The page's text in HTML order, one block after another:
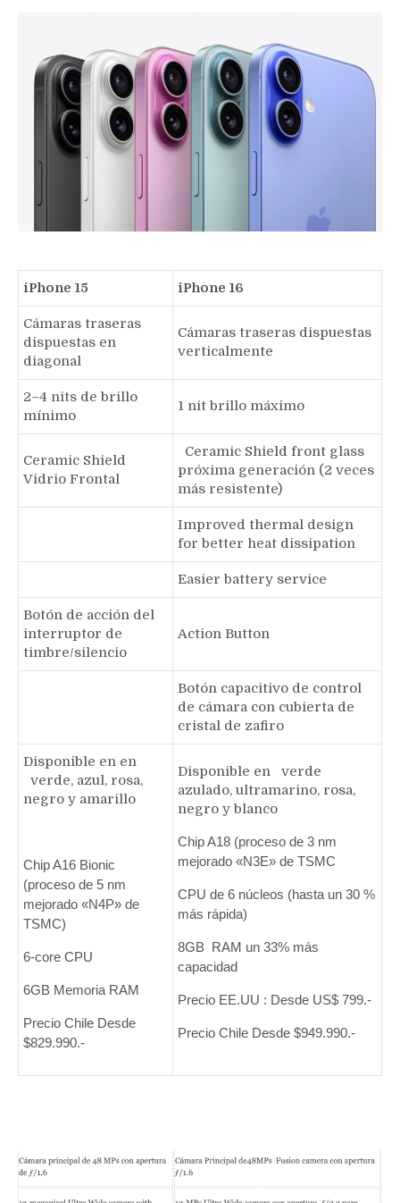
‌iPhone 15‌ ‌iPhone 16‌
Cámaras traseras
dispuestas en
diagonal
Cámaras traseras dispuestas
verticalmente
2–4 nits de brillo
mínimo
1 nit brillo máximo
Ceramic Shield
Vidrio Frontal
Ceramic Shield front glass
próxima generación (2 veces
más resistente)
Improved thermal design
for better heat dissipation
Easier battery service
Botón de acción del
interruptor de
timbre/silencio
Action Button
Botón capacitivo de control
de cámara con cubierta de
cristal de zafiro
Disponible en en
verde, azul, rosa,
negro y amarillo
Chip A16 Bionic
(proceso de 5 nm
mejorado «N4P» de
TSMC)
6-core CPU
6GB Memoria RAM
Precio Chile Desde
$829.990.-
Disponible en verde
azulado, ultramarino, rosa,
negro y blanco
Chip A18 (proceso de ‌3 nm‌
mejorado «N3E» de TSMC
CPU de 6 núcleos (hasta un 30 %
más rápida)
8GB RAM un 33% más
capacidad
Precio EE.UU : Desde US$ 799.-
Precio Chile Desde $949.990.-